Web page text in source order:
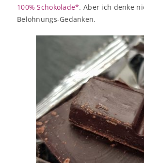
100% Schokolade*. Aber ich denke
Belohnungs-Gedanken.